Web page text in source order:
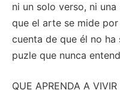
ni un solo verso, ni
que el arte se mide
cuenta de que él no
puzle que nunca
QUE APRENDA A VIVIR